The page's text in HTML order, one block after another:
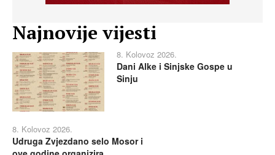
Najnovije vijesti
8. Kolovoz 2026.
Dani Alke i Sinjske Gospe u
Sinju
8. Kolovoz 2026.
Udruga Zvjezdano selo Mosor i